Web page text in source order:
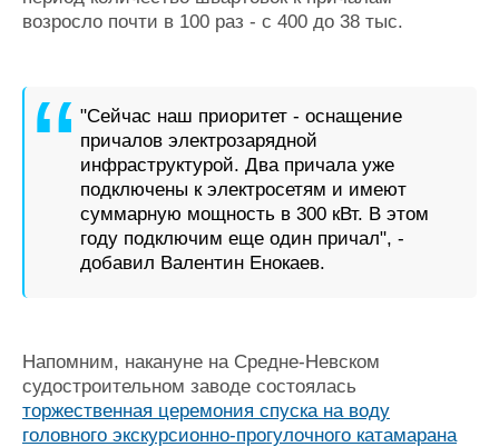
возросло почти в 100 раз - с 400 до 38 тыс.
"Сейчас наш приоритет - оснащение
причалов электрозарядной
инфраструктурой. Два причала уже
подключены к электросетям и имеют
суммарную мощность в 300 кВт. В этом
году подключим еще один причал", -
добавил Валентин Енокаев.
Напомним, накануне на Средне-Невском
судостроительном заводе состоялась
торжественная церемония спуска на воду
головного экскурсионно-прогулочного катамарана